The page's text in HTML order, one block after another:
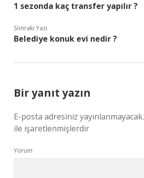
1 sezonda kaç transfer yapılır ?
Sonraki Yazı
Belediye konuk evi nedir ?
Bir yanıt yazın
E-posta adresiniz yayınlanmayacak.
ile işaretlenmişlerdir
Yorum